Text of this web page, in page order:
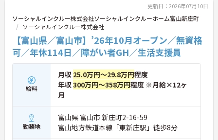
厚い教育体制を整えています。これまで培ってこら
れた福祉業界でのご経験や有資格者としての専門性
を存分に活かせる環境です。将来的に正社員を目指
すことができる登用制度や、外部研修の受講支援な
どもご用意しています。お食事の準備におきまして
も、レシピや食材の宅配サービスを利用することで
現場の負担を軽減しています。夜間も複数名体制を
確保しているため、安心して長くご活躍いただけま
す。
【柔軟な働き方が実現できる環境が整っています】
・残業がほとんど発生しないため、プライベートの
時間やWワークとの両立がしやすい環境です【現場
更新日：2026年07月10日
ソーシャルインクルー株式会社ソーシャルインクルーホーム富山新庄町
ソーシャルインクルー株式会社
【富山県／富山市】’26年10月オープン／無資格
可／年休114日／障がい者GH／生活支援員
給料
月収 25.0万円～29.8万円程度
年収300万円～358万円程度 ※月給×12ヶ
月
勤務地
富山県 富山市 新庄町2-16-59
富山地方鉄道本線「東新庄駅」徒歩8分